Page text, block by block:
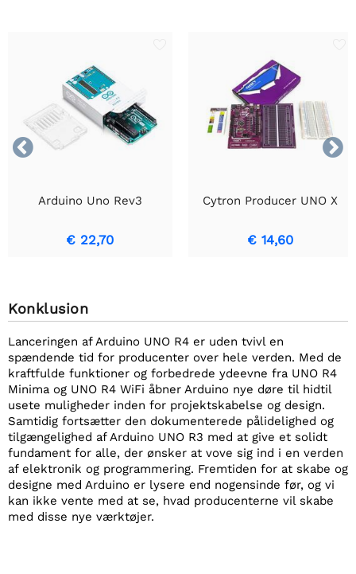


Arduino Uno Rev3
€ 22,70
Cytron Producer UNO X
€ 14,60
Konklusion
Lanceringen af Arduino UNO R4 er uden tvivl en
spændende tid for producenter over hele verden. Med de
kraftfulde funktioner og forbedrede ydeevne fra UNO R4
Minima og UNO R4 WiFi åbner Arduino nye døre til hidtil
usete muligheder inden for projektskabelse og design.
Samtidig fortsætter den dokumenterede pålidelighed og
tilgængelighed af Arduino UNO R3 med at give et solidt
fundament for alle, der ønsker at vove sig ind i en verden
af elektronik og programmering. Fremtiden for at skabe og
designe med Arduino er lysere end nogensinde før, og vi
kan ikke vente med at se, hvad producenterne vil skabe
med disse nye værktøjer.